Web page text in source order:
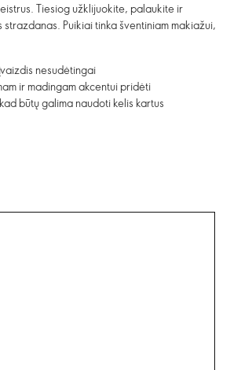
Tiesiog užklijuokite, palaukite ir
Puikiai tinka šventiniam makiažui,
nesudėtingai
ir madingam akcentui pridėti
būtų galima naudoti kelis kartus